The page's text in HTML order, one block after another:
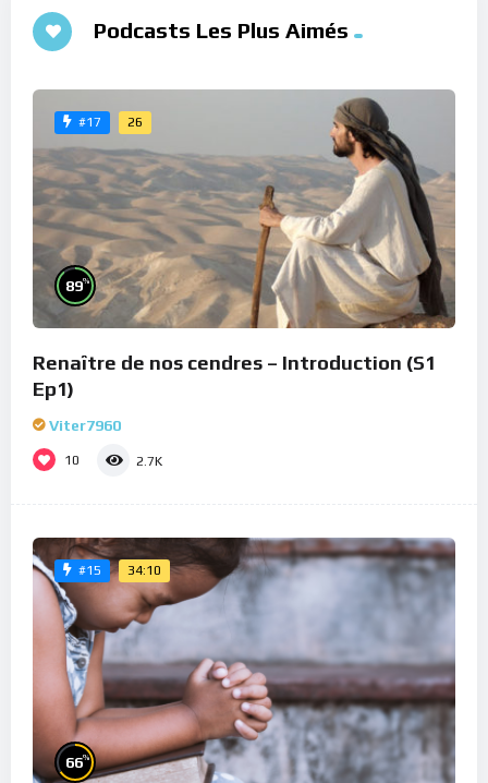
Podcasts Les Plus Aimés
#17 26
89%
Renaître de nos cendres – Introduction (S1
Ep1)
Viter7960
10 2.7K
#15 34:10
66%